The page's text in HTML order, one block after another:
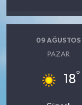
09 AĞUSTOS
PAZAR
18°